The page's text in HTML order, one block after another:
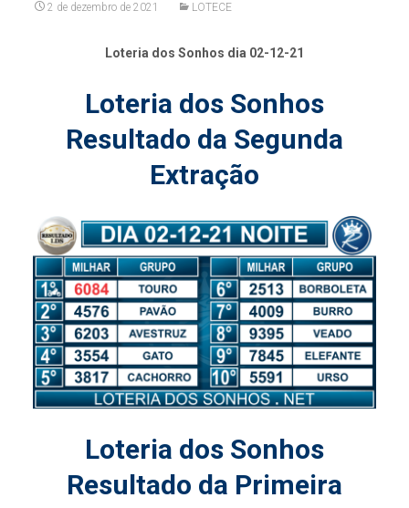
2 de dezembro de 2021 LOTECE
Loteria dos Sonhos dia 02-12-21
Loteria dos Sonhos
Resultado da Segunda
Extração
Loteria dos Sonhos
Resultado da Primeira